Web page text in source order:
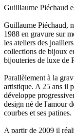
Guiillaume Piéchaud
Guillaume Piéchaud,
1988 en gravure sur
les ateliers des
collections de bijoux
bijouteries de luxe de
Parallèlement à la
artistique. A 25 ans il
développe
design né de l'amour
courbes et ses patines.
A partir de 2009 il